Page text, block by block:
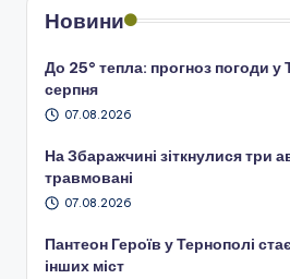
Новини
До 25° тепла: прогноз погоди у
серпня
07.08.2026
На Збаражчині зіткнулися три
травмовані
07.08.2026
Пантеон Героїв у Тернополі
інших міст